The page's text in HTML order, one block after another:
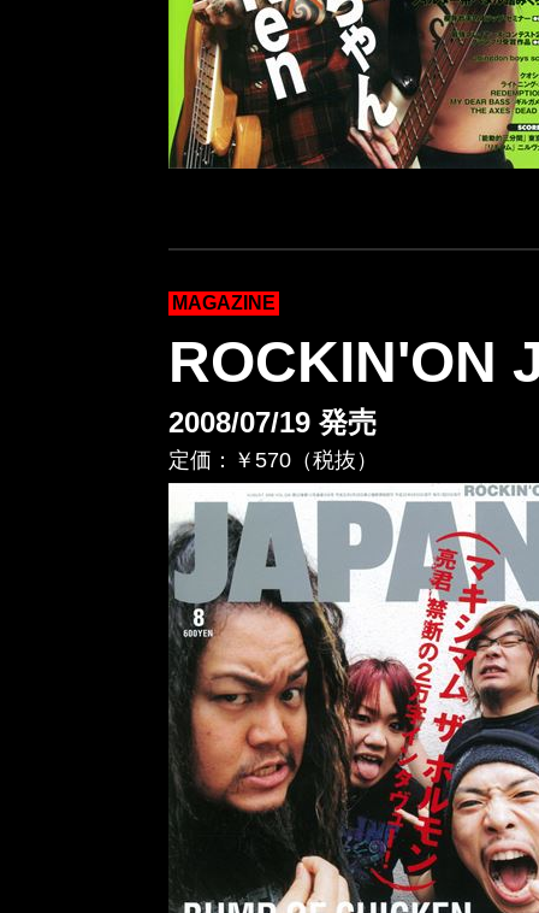
MAGAZINE
ROCKIN'ON
2008/07/19 発売
定価：￥570（税抜）